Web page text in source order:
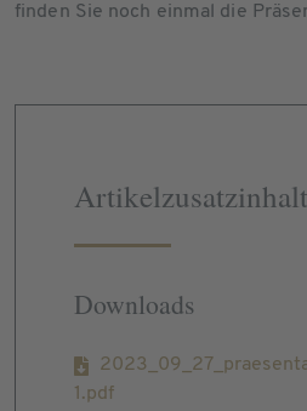
finden Sie noch einmal die
Downloads
1.pdf